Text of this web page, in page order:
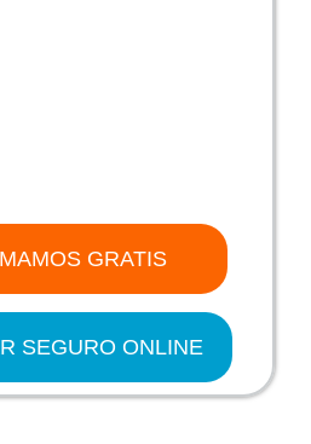
GRATIS
SEGURO ONLINE